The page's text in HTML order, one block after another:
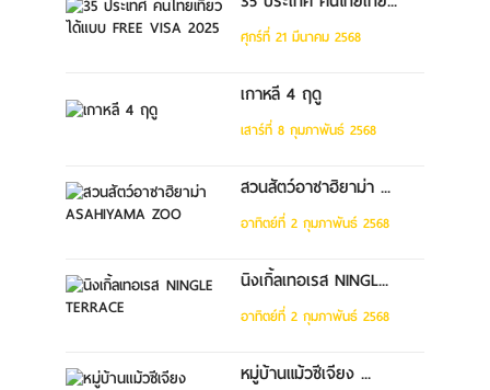
ศุกร์ที่ 21 มีนาคม 2568
เกาหลี 4 ฤดู
เสาร์ที่ 8 กุมภาพันธ์ 2568
สวนสัตว์อาซาฮิยาม่า ...
อาทิตย์ที่ 2 กุมภาพันธ์ 2568
นิงเกิ้ลเทอเรส NINGL...
อาทิตย์ที่ 2 กุมภาพันธ์ 2568
หมู่บ้านแม้วซีเจียง ...